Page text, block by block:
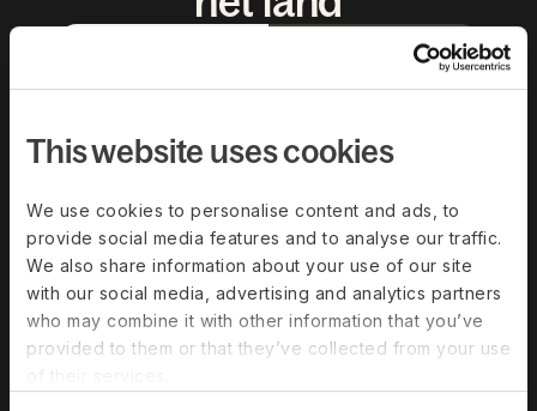
This website uses cookies
We use cookies to personalise content and ads, to
provide social media features and to analyse our traffic.
We also share information about your use of our site
with our social media, advertising and analytics partners
who may combine it with other information that you’ve
provided to them or that they’ve collected from your use
Aggregators met
Klantenservice
Gestroomlijnde
communicatie met
directe toegang
tot uw aanbieder
voor minder
contactmomenten.
afhandeling met
Lagere
servicekwaliteit
door meerdere
contactmomenten,
wat de
communicatie
resulteert in